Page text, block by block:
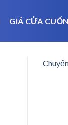
GIÁ CỬA